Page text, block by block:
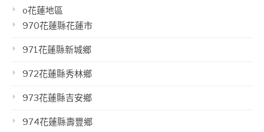
o花蓮地區
970花蓮縣花蓮市
971花蓮縣新城鄉
972花蓮縣秀林鄉
973花蓮縣吉安鄉
974花蓮縣壽豐鄉